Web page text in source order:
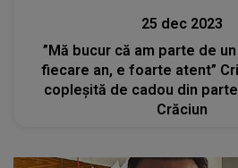
25 dec 2023
”Mă bucur că am parte de
fiecare an, e foarte atent”
copleșită de cadou din
Crăciun